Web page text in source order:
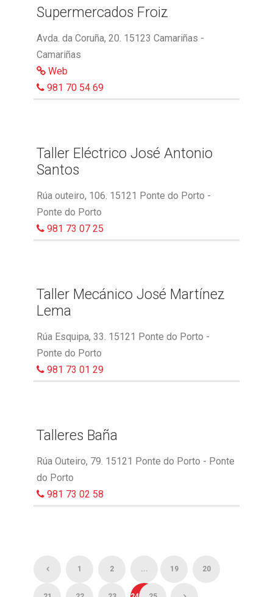
Supermercados Froiz
Avda. da Coruña, 20. 15123 Camariñas -
Camariñas
Web
981 70 54 69
Taller Eléctrico José Antonio
Santos
Rúa outeiro, 106. 15121 Ponte do Porto -
Ponte do Porto
981 73 07 25
Taller Mecánico José Martínez
Lema
Rúa Esquipa, 33. 15121 Ponte do Porto -
Ponte do Porto
981 73 01 29
Talleres Baña
Rúa Outeiro, 79. 15121 Ponte do Porto - Ponte
do Porto
981 73 02 58
1 2 ... 19 20